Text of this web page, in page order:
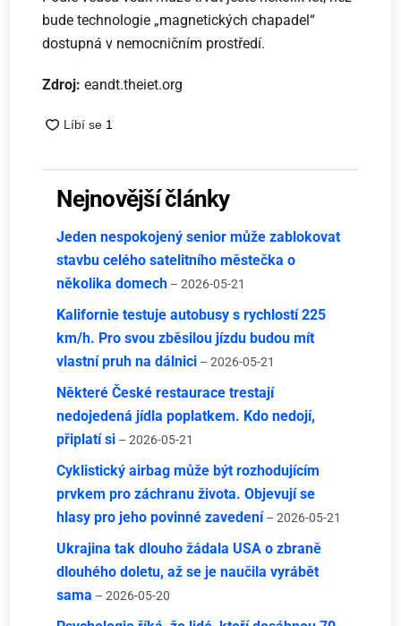
bude technologie „magnetických chapadel“
dostupná v nemocničním prostředí.
Zdroj: eandt.theiet.org
Nejnovější články
Jeden nespokojený senior může zablokovat
stavbu celého satelitního městečka o
několika domech – 2026-05-21
Kalifornie testuje autobusy s rychlostí 225
km/h. Pro svou zběsilou jízdu budou mít
vlastní pruh na dálnici – 2026-05-21
Některé České restaurace trestají
nedojedená jídla poplatkem. Kdo nedojí,
připlatí si – 2026-05-21
Cyklistický airbag může být rozhodujícím
prvkem pro záchranu života. Objevují se
hlasy pro jeho povinné zavedení – 2026-05-21
Ukrajina tak dlouho žádala USA o zbraně
dlouhého doletu, až se je naučila vyrábět
sama – 2026-05-20